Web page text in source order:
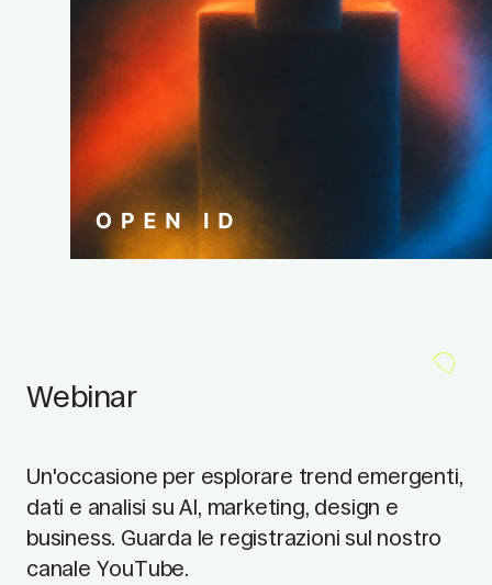
Webinar
Un'occasione per esplorare trend emergenti,
dati e analisi su AI, marketing, design e
business. Guarda le registrazioni sul nostro
canale YouTube.